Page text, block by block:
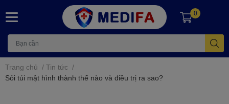
0
Trang chủ / Tin tức /
Sỏi túi mật hình thành thế nào và điều trị ra sao?